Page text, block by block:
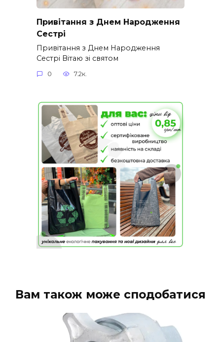
Привітання з Днем Народження
Сестрі
Привітання з Днем Народження
Сестрі Вітаю зі святом
0 7.2к.
Вам також може сподобатися